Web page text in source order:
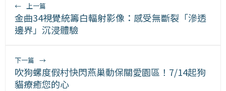
← 上一篇
金曲34視覺統籌白輻射影像：感受無斷裂「滲透
邊界」沉浸體驗
下一篇 →
吹狗螺度假村快閃燕巢動保關愛園區！7/14起狗
貓療癒您的心